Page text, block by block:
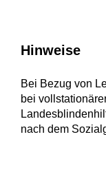
Hinweise
Bei Bezug von
bei
nach dem